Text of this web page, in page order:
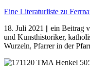
Eine Literaturliste zu
18. Juli 2021 || ein Beitrag
und Kunsthistoriker,
Wurzeln, Pfarrer in der